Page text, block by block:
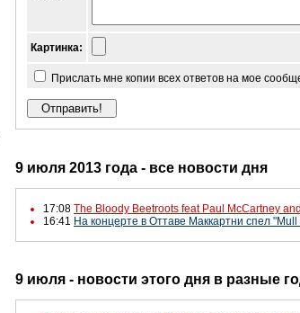
Картинка:
Прислать мне копии всех ответов на мое
9 июля 2013 года - все новости дня
17:08 The Bloody Beetroots feat Paul McCartney
16:41 На концерте в Оттаве Маккартни спел
9 июля - новости этого дня в разные